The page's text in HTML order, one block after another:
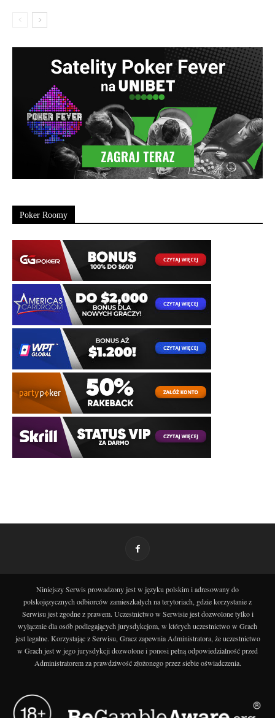
Poker Roomy
Niniejszy Serwis prowadzony jest w języku polskim i adresowany do
polskojęzycznych odbiorców zamieszkałych na terytoriach, gdzie korzystanie z
Serwisu jest zgodne z prawem. Uczestnictwo w Serwisie jest dozwolone tylko i
wyłącznie dla osób podlegających jurysdykcjom, w których uczestnictwo w Grach
jest legalne. Korzystając z Serwisu, Gracz zapewnia Administratora, że uczestnictwo
w Grach jest w jego jurysdykcji dozwolone i ponosi pełną odpowiedzialność przed
Administratorem za prawdziwość złożonego przez siebie oświadczenia.